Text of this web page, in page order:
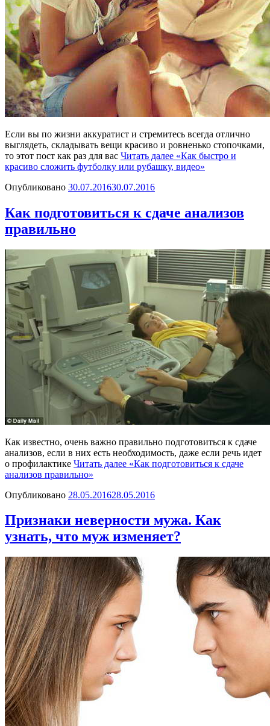
Если вы по жизни аккуратист и стремитесь всегда отлично
выглядеть, складывать вещи красиво и ровненько стопочками,
то этот пост как раз для вас Читать далее «Как быстро и
красиво сложить футболку или рубашку, видео»
Опубликовано 30.07.201630.07.2016
Как подготовиться к сдаче анализов
правильно
Как известно, очень важно правильно подготовиться к сдаче
анализов, если в них есть необходимость, даже если речь идет
о профилактике Читать далее «Как подготовиться к сдаче
анализов правильно»
Опубликовано 28.05.201628.05.2016
Признаки неверности мужа. Как
узнать, что муж изменяет?